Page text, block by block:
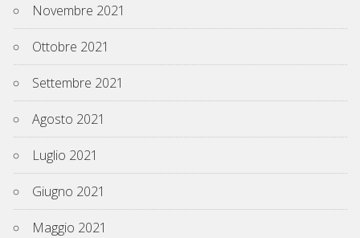
Novembre 2021
Ottobre 2021
Settembre 2021
Agosto 2021
Luglio 2021
Giugno 2021
Maggio 2021